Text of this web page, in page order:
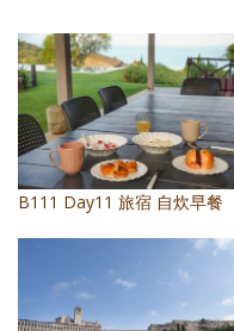
餐桌週記
享樂隨手拍
照相簿
影音區
創意出版服務
歷史區
B111 Day11 旅宿 自炊早餐